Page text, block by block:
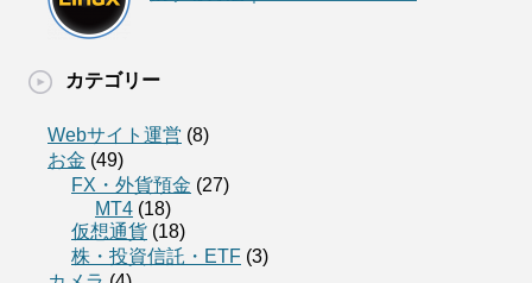
カテゴリー
Webサイト運営 (8)
お金 (49)
FX・外貨預金 (27)
MT4 (18)
仮想通貨 (18)
株・投資信託・ETF (3)